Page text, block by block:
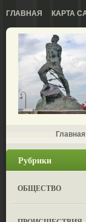
ГЛАВНАЯ КАРТА
Главная
Рубрики
ОБЩЕСТВО